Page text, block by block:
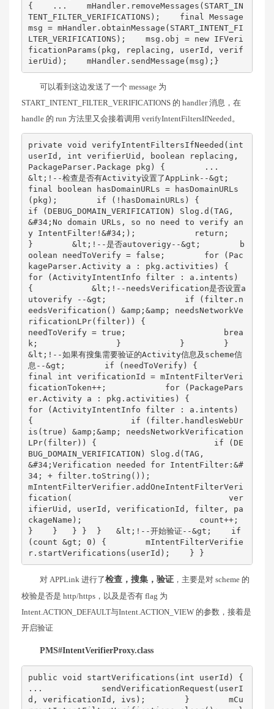
{    ...    mHandler.removeMessages(START_IN
TENT_FILTER_VERIFICATIONS);    final Message
msg = mHandler.obtainMessage(START_INTENT_FI
LTER_VERIFICATIONS);    msg.obj = new IFVeri
ficationParams(pkg, replacing, userId, verif
ierUid);    mHandler.sendMessage(msg);}
可以看到这边发送了一个 message 为
START_INTENT_FILTER_VERIFICATIONS 的 handler 消息，在
handle 的 run 方法里又会接着调用 verifyIntentFiltersIfNeeded。
private void verifyIntentFiltersIfNeeded(int
userId, int verifierUid, boolean replacing,
PackageParser.Package pkg) {        ...
&lt;!--检查是否有Activity设置了AppLink--&gt;
final boolean hasDomainURLs = hasDomainURLs
(pkg);        if (!hasDomainURLs) {
if (DEBUG_DOMAIN_VERIFICATION) Slog.d(TAG,
&#34;No domain URLs, so no need to verify an
y IntentFilter!&#34;);            return;
}        &lt;!--是否autoverigy--&gt;        b
oolean needToVerify = false;        for (Pac
kageParser.Activity a : pkg.activities) {
for (ActivityIntentInfo filter : a.intents)
{            &lt;!--needsVerification是否设置a
utoverify --&gt;                if (filter.n
eedsVerification() &amp;&amp; needsNetworkVe
rificationLPr(filter)) {
needToVerify = true;                    brea
k;                }            }        }
&lt;!--如果有搜集需要验证的Activity信息及scheme信
息--&gt;        if (needToVerify) {
final int verificationId = mIntentFilterVeri
ficationToken++;            for (PackagePars
er.Activity a : pkg.activities) {
for (ActivityIntentInfo filter : a.intents)
{                    if (filter.handlesWebUr
is(true) &amp;&amp; needsNetworkVerification
LPr(filter)) {                        if (DE
BUG_DOMAIN_VERIFICATION) Slog.d(TAG,
&#34;Verification needed for IntentFilter:&#
34; + filter.toString());
mIntentFilterVerifier.addOneIntentFilterVeri
fication(                                ver
ifierUid, userId, verificationId, filter, pa
ckageName);                        count++;
}    }   } }  }   &lt;!--开始验证--&gt;    if
(count &gt; 0) {        mIntentFilterVerifie
r.startVerifications(userId);    } }
对 APPLink 进行了检查，搜集，验证 ，主要是对 scheme 的
校验是否是 http/https，以及是否有 flag 为
Intent.ACTION_DEFAULT与Intent.ACTION_VIEW 的参数，接着是
开启验证
PMS#IntentVerifierProxy.class
public void startVerifications(int userId) {
...            sendVerificationRequest(userI
d, verificationId, ivs);        }        mCu